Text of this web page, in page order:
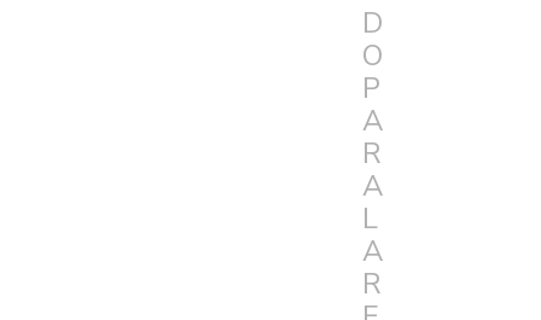
D
O
P
A
R
A
L
A
R